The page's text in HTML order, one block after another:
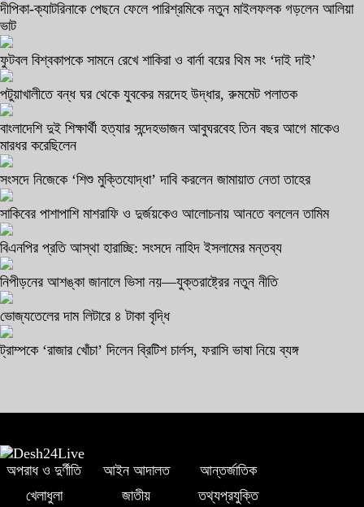
দীপিকা-ক্যাটরিনাকে পেছনে ফেলে পারিশ্রমিকে নতুন মাইলফলক গড়লেন আলিয়া
ভাট
ফুটবল বিশ্বকাপকে সামনে রেখে শাকিরা ও বার্না বয়ের থিম সং ‘দাই দাই’
পটুয়াখালীতে বন্ধ ঘর থেকে যুবকের মরদেহ উদ্ধার, রুমমেট পলাতক
বাংলাদেশি দুই শিক্ষার্থী হত্যার সন্দেহভাজন আবুঘরবেহ তিন বছর আগে মাকেও
মারধর করেছিলেন
সংসদে নিজেকে ‘শিশু মুক্তিযোদ্ধা’ দাবি করলেন জামায়াত নেতা তাহের
সাকিবের পাশাপাশি মাশরাফি ও দুর্জয়কেও আলোচনায় আনতে বললেন তামিম
বিএনপির প্রতি আস্থা হারাচ্ছি: সংসদে নাহিদ ইসলামের মন্তব্য
নিপীড়নের আশঙ্কা জানালে ভিসা নয়—যুক্তরাষ্ট্রের নতুন নীতি
ভোজ্যতেলের দাম লিটারে ৪ টাকা বৃদ্ধি
ট্রাম্পকে ‘রাজার খোঁচা’ দিলেন ব্রিটিশ চার্লস, ফরাসি ভাষা নিয়ে ব্যঙ্গ
অপরাধ ও দুর্ণীতি আইন আদালত
আন্তর্জাতিক
খেলাধুলা
জাতীয়
তথ্যপ্রযুক্তি